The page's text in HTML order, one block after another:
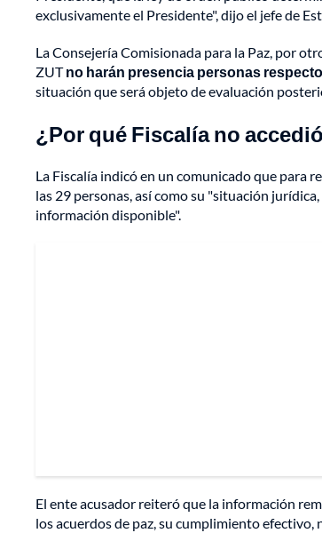
exclusivamente el Presidente", dijo el jefe de
La Consejería Comisionada para la Paz, por
ZUTno harán presencia personas
situación que será objeto de evaluación
¿Por qué Fiscalía no
La Fiscalía indicó en un comunicado que para
las 29 personas, así como su "situación
información disponible".
El ente acusador reiteró que la información
los acuerdos de paz, su cumplimiento